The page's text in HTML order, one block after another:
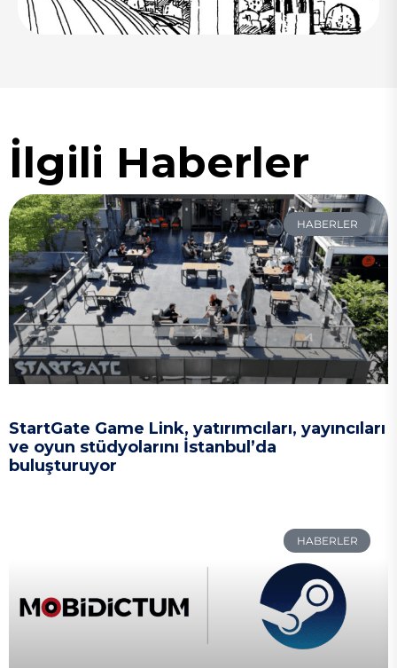
İlgili Haberler
HABERLER
StartGate Game Link, yatırımcıları, yayıncıları
ve oyun stüdyolarını İstanbul’da
buluşturuyor
HABERLER